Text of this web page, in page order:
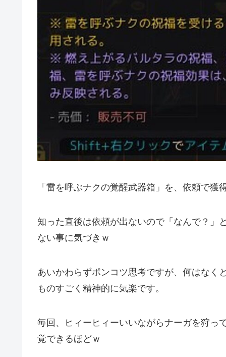
「雷を呼ぶナクの覚醒武器箱」を、依頼で獲
知った直後は依頼が出ないので「なんで？」
ない事に気づきｗ
あいかわらずポンコツ思考ですが、何はなく
ものすごく精神的に気楽です。
毎回、ヒィーヒィーいいながらナーガを狩っ
覚できるほどｗ